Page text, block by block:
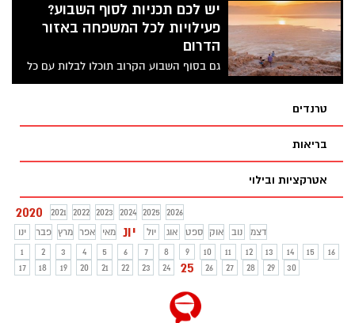
יש לכם תכניות לסוף השבוע?
פעילויות לכל המשפחה באזור
הדרום
גם בסוף השבוע הקרוב תוכלו לבלות עם כל
המשפחה בשלל אטרקציות, פארקים לאומיים
טרנדים
בריאות
אטרקציות ובילוי
2020 2021 2022 2023 2024 2025
2026
ינו
פבר מרץ אפר מאי יונ יול אוג ספט אוק נוב
דצמ
1
2 3 4 5 6 7 8 9 10 11 12 13 14 15
16
17
18 19 20 21 22 23 24 25 26 27 28 29 30